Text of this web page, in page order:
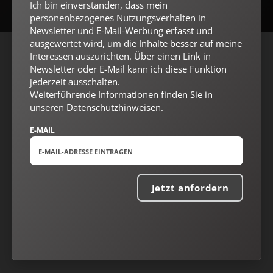
AGB und Widerrufsbelehrung Datenschutz Barrierefreiheit
Ich bin einverstanden, dass mein
personenbezogenes Nutzungsverhalten in
Newsletter und E-Mail-Werbung erfasst und
ausgewertet wird, um die Inhalte besser auf meine
Interessen auszurichten. Über einen Link in
Newsletter oder E-Mail kann ich diese Funktion
jederzeit ausschalten.
Weiterführende Informationen finden Sie in
unseren Datenschutzhinweisen.
E-MAIL
Jetzt anfordern